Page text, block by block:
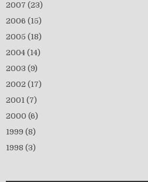
2007 (23)
2006 (15)
2005 (18)
2004 (14)
2003 (9)
2002 (17)
2001 (7)
2000 (6)
1999 (8)
1998 (3)